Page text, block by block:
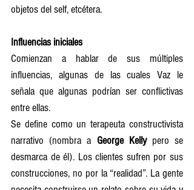
objetos del self, etcétera.
Influencias iniciales
Comienzan a hablar de sus múltiples
influencias, algunas de las cuales Vaz le
señala que algunas podrían ser conflictivas
entre ellas.
Se define como un terapeuta constructivista
narrativo (nombra a George Kelly pero se
desmarca de él). Los clientes sufren por sus
construcciones, no por la “realidad”. La gente